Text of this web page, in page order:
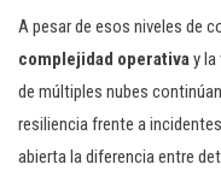
A pesar de esos niveles de
complejidad operativay
de múltiples nubes
resiliencia frente a
abierta la diferencia entre